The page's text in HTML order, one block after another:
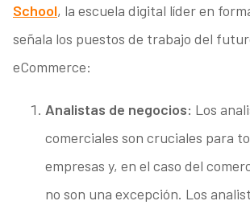
School, la escuela digital líder en
señala los puestos de trabajo del
eCommerce:
Analistas de negocios: Los
comerciales son cruciales para
empresas y, en el caso del
no son una excepción. Los